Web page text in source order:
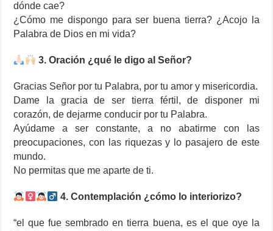
dónde cae?
¿Cómo me dispongo para ser buena tierra? ¿Acojo la
Palabra de Dios en mi vida?
3. Oración ¿qué le digo al Señor?
Gracias Señor por tu Palabra, por tu amor y misericordia.
Dame la gracia de ser tierra fértil, de disponer mi
corazón, de dejarme conducir por tu Palabra.
Ayúdame a ser constante, a no abatirme con las
preocupaciones, con las riquezas y lo pasajero de este
mundo.
No permitas que me aparte de ti.
4. Contemplación ¿cómo lo interiorizo?
“el que fue sembrado en tierra buena, es el que oye la